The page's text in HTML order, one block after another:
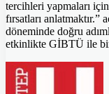
tercihleri yapmaları
fırsatları anlatmaktır.”
döneminde doğru
etkinlikte GİBTÜ ile bir